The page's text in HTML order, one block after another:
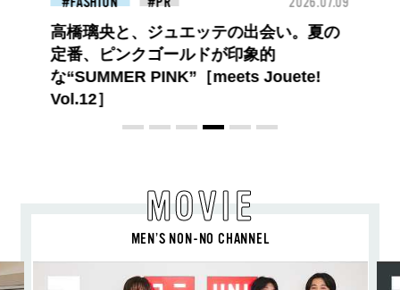
【PRADA × NI-KI(ENHYPEN)】時をかけ
る、ニューモード
MOVIE
MEN’S NON-NO CHANNEL